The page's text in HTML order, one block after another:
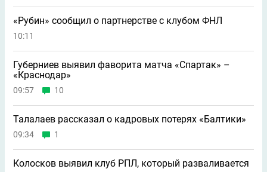
«Рубин» сообщил о партнерстве с клубом ФНЛ
10:11
Губерниев выявил фаворита матча «Спартак» –
«Краснодар»
09:57 10
Талалаев рассказал о кадровых потерях «Балтики»
09:34 1
Колосков выявил клуб РПЛ, который разваливается